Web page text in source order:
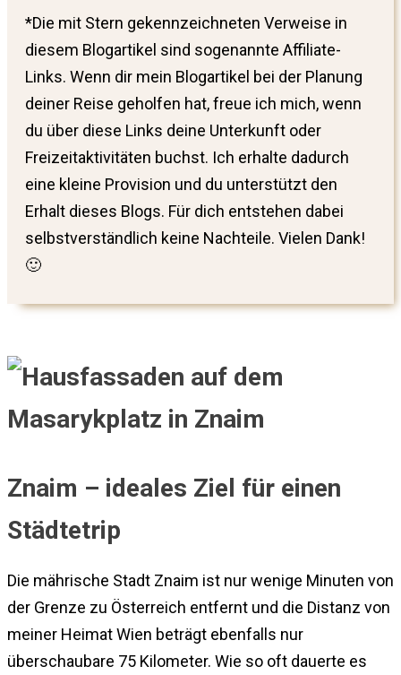
*Die mit Stern gekennzeichneten Verweise in
diesem Blogartikel sind sogenannte Affiliate-
Links. Wenn dir mein Blogartikel bei der Planung
deiner Reise geholfen hat, freue ich mich, wenn
du über diese Links deine Unterkunft oder
Freizeitaktivitäten buchst. Ich erhalte dadurch
eine kleine Provision und du unterstützt den
Erhalt dieses Blogs. Für dich entstehen dabei
selbstverständlich keine Nachteile. Vielen Dank!
🙂
Znaim – ideales Ziel für einen
Städtetrip
Die mährische Stadt Znaim ist nur wenige Minuten von
der Grenze zu Österreich entfernt und die Distanz von
meiner Heimat Wien beträgt ebenfalls nur
überschaubare 75 Kilometer. Wie so oft dauerte es